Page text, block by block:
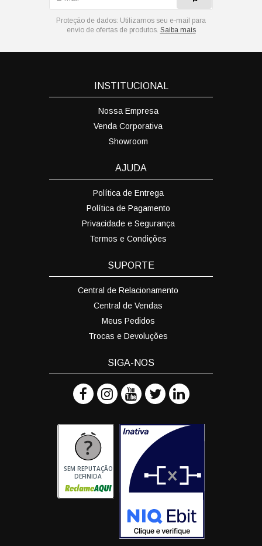
Proteção de dados: Utilizamos seu e-mail para
envio de ofertas de produtos. Saiba mais
INSTITUCIONAL
Nossa Empresa
Venda Corporativa
Showroom
AJUDA
Política de Entrega
Política de Pagamento
Privacidade e Segurança
Termos e Condições
SUPORTE
Central de Relacionamento
Central de Vendas
Meus Pedidos
Trocas e Devoluções
SIGA-NOS
SEM REPUTAÇÃO
DEFINIDA